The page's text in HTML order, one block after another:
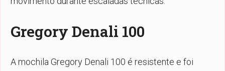
Gregory Denali 100
A mochila Gregory Denali 100 é resistente e foi